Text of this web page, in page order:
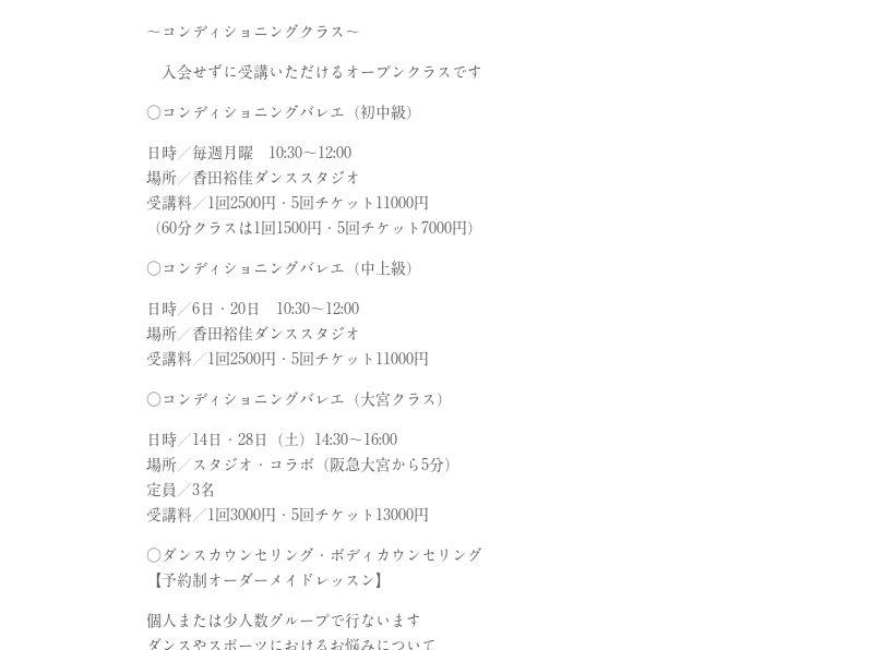
～コンディショニングクラス～
入会せずに受講いただけるオープンクラスです
○コンディショニングバレエ（初中級）
日時／毎週月曜 10:30～12:00
場所／香田裕佳ダンススタジオ
受講料／1回2500円・5回チケット11000円
（60分クラスは1回1500円・5回チケット7000円）
○コンディショニングバレエ（中上級）
日時／6日・20日 10:30～12:00
場所／香田裕佳ダンススタジオ
受講料／1回2500円・5回チケット11000円
○コンディショニングバレエ（大宮クラス）
日時／14日・28日（土）14:30～16:00
場所／スタジオ・コラボ（阪急大宮から5分）
定員／3名
受講料／1回3000円・5回チケット13000円
○ダンスカウンセリング・ボディカウンセリング
【予約制オーダーメイドレッスン】
個人または少人数グループで行ないます
ダンスやスポーツにおけるお悩みについて